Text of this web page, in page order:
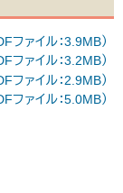
ァイル：3.9MB）
ァイル：3.2MB）
ァイル：2.9MB）
ァイル：5.0MB）